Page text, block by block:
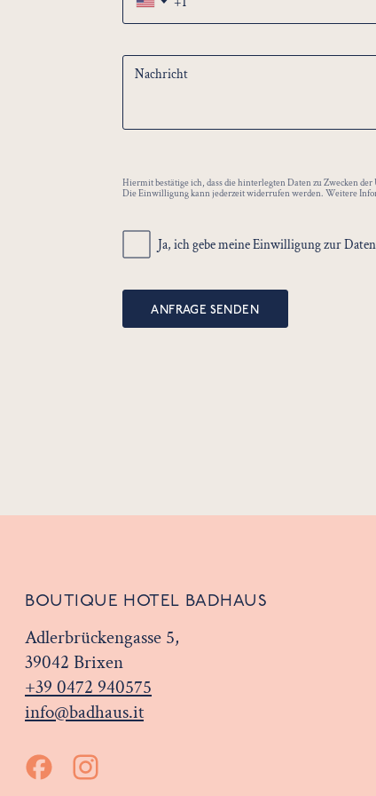
▼
Nachricht
Hiermit bestätige ich, dass die hinterlegten Daten zu Zwecken
Die Einwilligung kann jederzeit widerrufen werden. Weitere
Ja, ich gebe meine Einwilligung zur
ANFRAGE SENDEN
BOUTIQUE HOTEL BADHAUS
Adlerbrückengasse 5,
39042 Brixen
+39 0472 940575
info@badhaus.it